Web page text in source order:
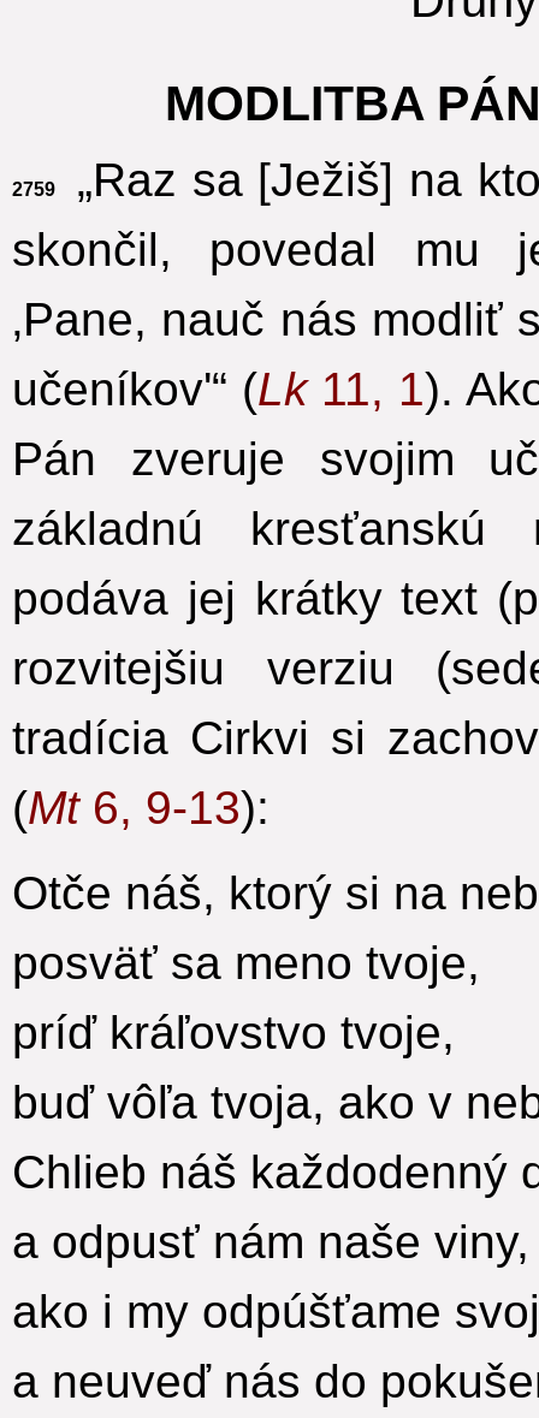
MODLITBA
2759
„Raz sa [Ježiš] na
skončil, povedal mu
‚Pane, nauč nás modliť
učeníkov'“ (Lk11, 1).
Pán zveruje svojim
základnú kresťanskú
podáva jej krátky text
rozvitejšiu verziu
tradícia Cirkvi si
(Mt6, 9-13):
Otče náš, ktorý si na
posväť sa meno tvoje,
príď kráľovstvo tvoje,
buď vôľa tvoja, ako v
Chlieb náš každodenný
a odpusť nám naše viny,
ako i my odpúšťame
a neuveď nás do